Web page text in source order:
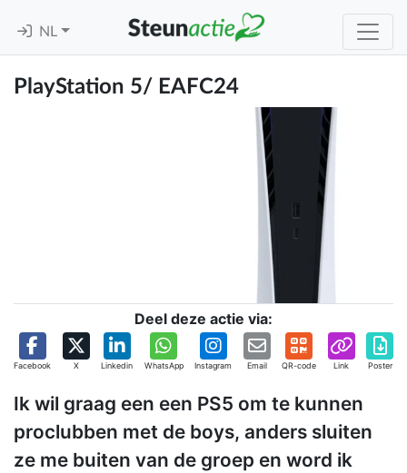
NL
PlayStation 5/ EAFC24
Deel deze actie via:
Facebook X Linkedin WhatsApp Instagram Email QR-code Link Poster
Ik wil graag een een PS5 om te kunnen
proclubben met de boys, anders sluiten
ze me buiten van de groep en word ik